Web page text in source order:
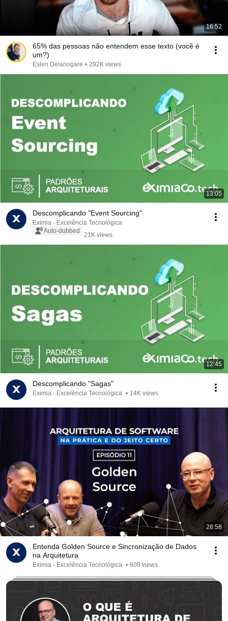
16:52
65% das pessoas não entendem esse texto (você é
um?)
Eslen Delanogare • 292K views
13:05
Descomplicando "Event Sourcing"
Eximia - Excelência Tecnológica
Auto-dubbed
21K views
12:45
Descomplicando "Sagas"
Eximia - Excelência Tecnológica • 14K views
28:58
Entenda Golden Source e Sincronização de Dados
na Arquitetura
Eximia - Excelência Tecnológica • 808 views